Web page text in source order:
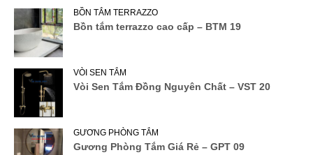
BỒN TẮM TERRAZZO
Bồn tắm terrazzo cao cấp – BTM 19
VÒI SEN TẮM
Vòi Sen Tắm Đồng Nguyên Chất – VST 20
GƯƠNG PHÒNG TẮM
Gương Phòng Tắm Giá Rẻ – GPT 09